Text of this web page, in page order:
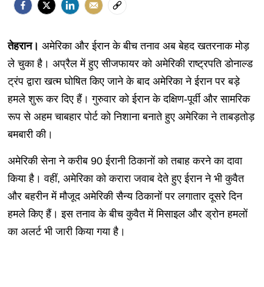
तेहरान। अमेरिका और ईरान के बीच तनाव अब बेहद खतरनाक मोड़
ले चुका है। अप्रैल में हुए सीजफायर को अमेरिकी राष्ट्रपति डोनाल्ड
ट्रंप द्वारा खत्म घोषित किए जाने के बाद अमेरिका ने ईरान पर बड़े
हमले शुरू कर दिए हैं। गुरुवार को ईरान के दक्षिण-पूर्वी और सामरिक
रूप से अहम चाबहार पोर्ट को निशाना बनाते हुए अमेरिका ने ताबड़तोड़
बमबारी की।
अमेरिकी सेना ने करीब 90 ईरानी ठिकानों को तबाह करने का दावा
किया है। वहीं, अमेरिका को करारा जवाब देते हुए ईरान ने भी कुवैत
और बहरीन में मौजूद अमेरिकी सैन्य ठिकानों पर लगातार दूसरे दिन
हमले किए हैं। इस तनाव के बीच कुवैत में मिसाइल और ड्रोन हमलों
का अलर्ट भी जारी किया गया है।